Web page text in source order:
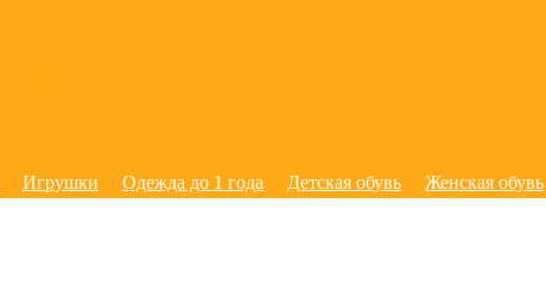
Игрушки Одежда до 1 года Детская обувь Женская обувь